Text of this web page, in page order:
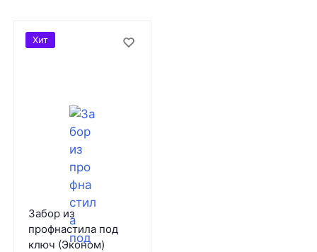
Забор из
профнастила под
ключ (Эконом)
Хит